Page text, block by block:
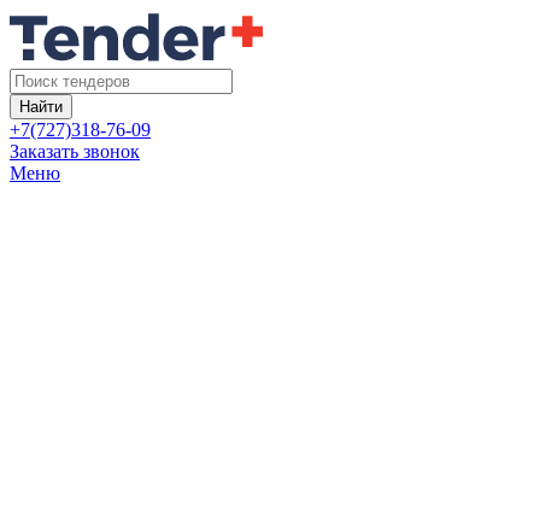
Найти
+7(727)318-76-09
Заказать звонок
Меню